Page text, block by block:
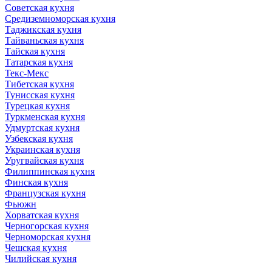
Советская кухня
Средиземноморская кухня
Таджикская кухня
Тайваньская кухня
Тайская кухня
Татарская кухня
Текс-Мекс
Тибетская кухня
Тунисская кухня
Турецкая кухня
Туркменская кухня
Удмуртская кухня
Узбекская кухня
Украинская кухня
Уругвайская кухня
Филиппинская кухня
Финская кухня
Французская кухня
Фьюжн
Хорватская кухня
Черногорская кухня
Черноморская кухня
Чешская кухня
Чилийская кухня